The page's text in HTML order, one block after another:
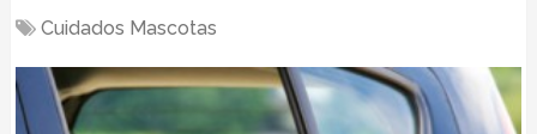
Cuidados Mascotas